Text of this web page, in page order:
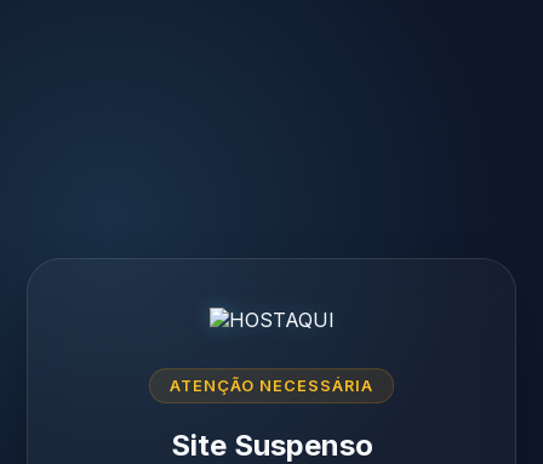
ATENÇÃO NECESSÁRIA
Site Suspenso